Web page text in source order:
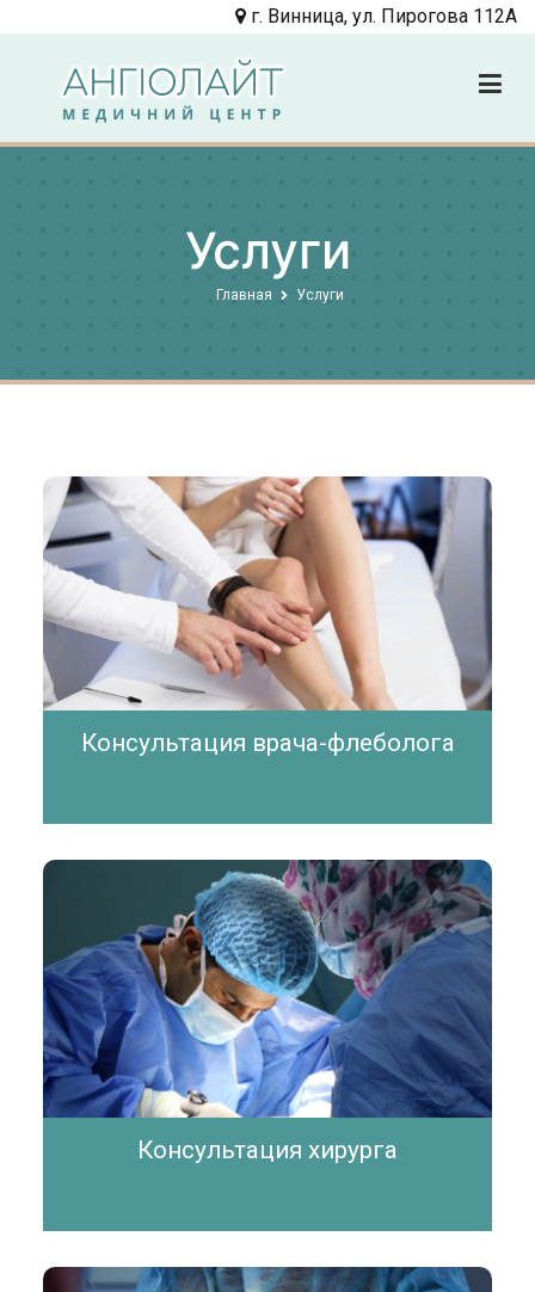
содержимому
г. Винница, ул. Пирогова 112А
Angiolight
Клиника
Услуги
Главная Услуги
Консультация врача-флеболога
Консультация хирурга